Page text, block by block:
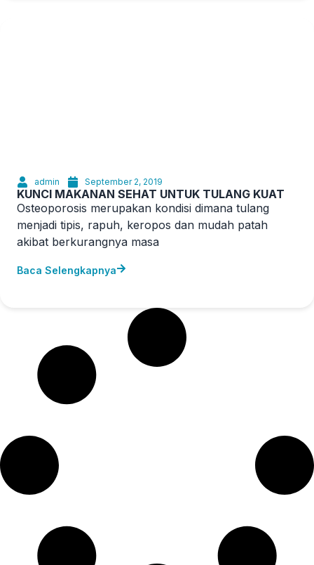
admin September 2, 2019
KUNCI MAKANAN SEHAT UNTUK TULANG KUAT
Osteoporosis merupakan kondisi dimana tulang
menjadi tipis, rapuh, keropos dan mudah patah
akibat berkurangnya masa
Baca Selengkapnya